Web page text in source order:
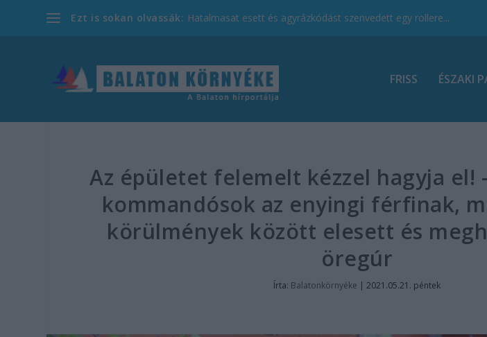
Ezt is sokan olvassák: Hatalmasat esett és agyrázkódást szenvedett egy rollere...
FRISS ÉSZAKI
Az épületet felemelt kézzel hagyja el!
kommandósok az enyingi férfinak,
körülmények között elesett és
öregúr
Írta: Balatonkörnyéke |2021.05.21. péntek